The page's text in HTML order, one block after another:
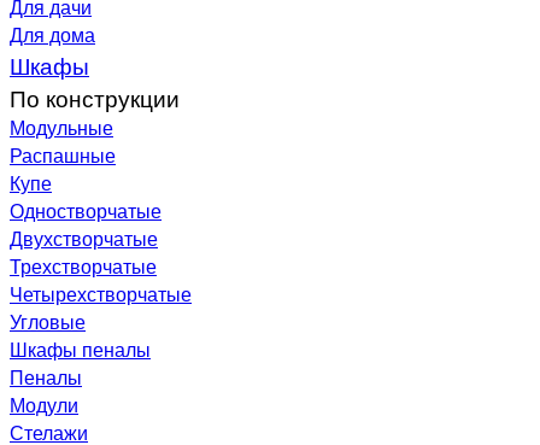
Для дачи
Для дома
Шкафы
По конструкции
Модульные
Распашные
Купе
Одностворчатые
Двухстворчатые
Трехстворчатые
Четырехстворчатые
Угловые
Шкафы пеналы
Пеналы
Модули
Стелажи